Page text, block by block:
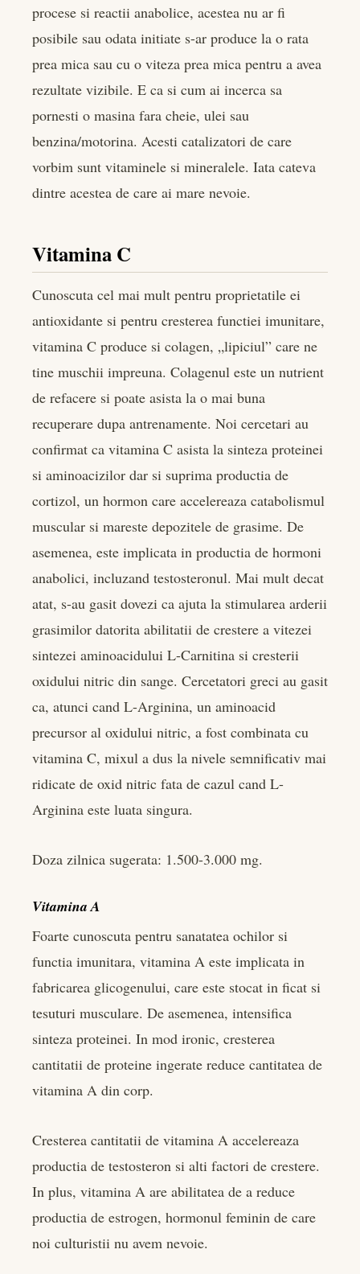
procese si reactii anabolice, acestea nu ar fi
posibile sau odata initiate s-ar produce la o rata
prea mica sau cu o viteza prea mica pentru a avea
rezultate vizibile. E ca si cum ai incerca sa
pornesti o masina fara cheie, ulei sau
benzina/motorina. Acesti catalizatori de care
vorbim sunt vitaminele si mineralele. Iata cateva
dintre acestea de care ai mare nevoie.
Vitamina C
Cunoscuta cel mai mult pentru proprietatile ei
antioxidante si pentru cresterea functiei imunitare,
vitamina C produce si colagen, „lipiciul” care ne
tine muschii impreuna. Colagenul este un nutrient
de refacere si poate asista la o mai buna
recuperare dupa antrenamente. Noi cercetari au
confirmat ca vitamina C asista la sinteza proteinei
si aminoacizilor dar si suprima productia de
cortizol, un hormon care accelereaza catabolismul
muscular si mareste depozitele de grasime. De
asemenea, este implicata in productia de hormoni
anabolici, incluzand testosteronul. Mai mult decat
atat, s-au gasit dovezi ca ajuta la stimularea arderii
grasimilor datorita abilitatii de crestere a vitezei
sintezei aminoacidului L-Carnitina si cresterii
oxidului nitric din sange. Cercetatori greci au gasit
ca, atunci cand L-Arginina, un aminoacid
precursor al oxidului nitric, a fost combinata cu
vitamina C, mixul a dus la nivele semnificativ mai
ridicate de oxid nitric fata de cazul cand L-
Arginina este luata singura.
Doza zilnica sugerata: 1.500-3.000 mg.
Vitamina A
Foarte cunoscuta pentru sanatatea ochilor si
functia imunitara, vitamina A este implicata in
fabricarea glicogenului, care este stocat in ficat si
tesuturi musculare. De asemenea, intensifica
sinteza proteinei. In mod ironic, cresterea
cantitatii de proteine ingerate reduce cantitatea de
vitamina A din corp.
Cresterea cantitatii de vitamina A accelereaza
productia de testosteron si alti factori de crestere.
In plus, vitamina A are abilitatea de a reduce
productia de estrogen, hormonul feminin de care
noi culturistii nu avem nevoie.